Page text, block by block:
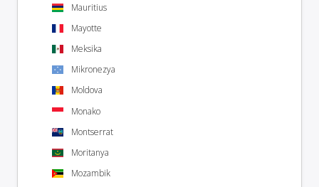
Mauritius
Mayotte
Meksika
Mikronezya
Moldova
Monako
Montserrat
Moritanya
Mozambik